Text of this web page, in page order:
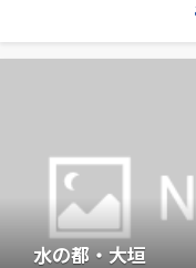
水の都・大垣